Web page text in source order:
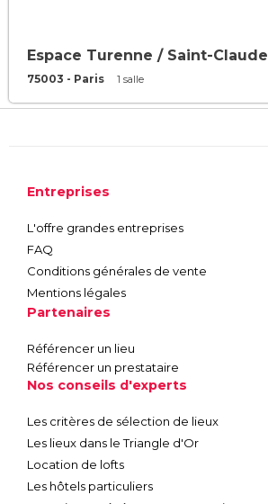
Espace Turenne / Saint-Claude
75003 - Paris 1 salle
Entreprises
L'offre grandes entreprises
FAQ
Conditions générales de vente
Mentions légales
Partenaires
Référencer un lieu
Référencer un prestataire
Nos conseils d'experts
Les critères de sélection de lieux
Les lieux dans le Triangle d'Or
Location de lofts
Les hôtels particuliers